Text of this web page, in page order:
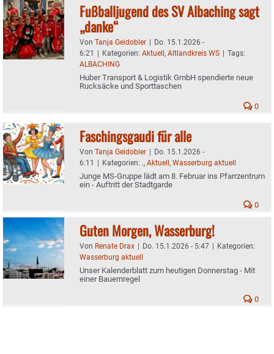
Fußballjugend des SV Albaching sagt
„danke“
Von Tanja Geidobler | Do. 15.1.2026 -
6:21 | Kategorien: Aktuell, Altlandkreis WS | Tags:
ALBACHING
Huber Transport & Logistik GmbH spendierte neue
Rucksäcke und Sporttaschen
0
Faschingsgaudi für alle
Von Tanja Geidobler | Do. 15.1.2026 -
6:11 | Kategorien: ., Aktuell, Wasserburg aktuell
Junge MS-Gruppe lädt am 8. Februar ins Pfarrzentrum
ein - Auftritt der Stadtgarde
0
Guten Morgen, Wasserburg!
Von Renate Drax | Do. 15.1.2026 - 5:47 | Kategorien:
Wasserburg aktuell
Unser Kalenderblatt zum heutigen Donnerstag - Mit
einer Bauernregel
0